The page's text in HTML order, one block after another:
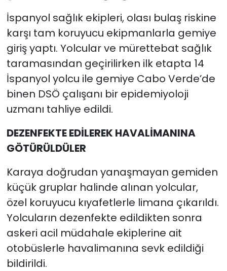
İspanyol sağlık ekipleri, olası bulaş riskine
karşı tam koruyucu ekipmanlarla gemiye
giriş yaptı. Yolcular ve mürettebat sağlık
taramasından geçirilirken ilk etapta 14
İspanyol yolcu ile gemiye Cabo Verde’de
binen DSÖ çalışanı bir epidemiyoloji
uzmanı tahliye edildi.
DEZENFEKTE EDİLEREK HAVALİMANINA
GÖTÜRÜLDÜLER
Karaya doğrudan yanaşmayan gemiden
küçük gruplar halinde alınan yolcular,
özel koruyucu kıyafetlerle limana çıkarıldı.
Yolcuların dezenfekte edildikten sonra
askeri acil müdahale ekiplerine ait
otobüslerle havalimanına sevk edildiği
bildirildi.